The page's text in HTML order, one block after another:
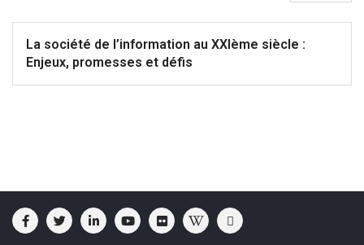
La société de l’information au XXIème siècle :
Enjeux, promesses et défis